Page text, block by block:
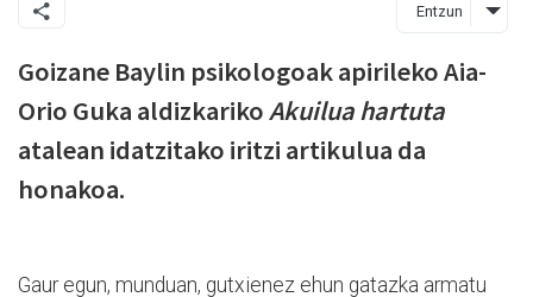
Entzun
Goizane Baylin psikologoak apirileko Aia-
Orio Guka aldizkarikoAkuilua hartuta
atalean idatzitako iritzi artikulua da
honakoa.
Gaur egun, munduan, gutxienez ehun gatazka armatu